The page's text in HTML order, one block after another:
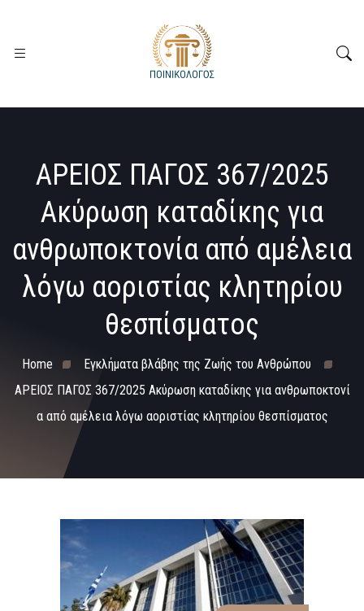
ΑΡΕΙΟΣ ΠΑΓΟΣ 367/2025
Ακύρωση καταδίκης για
ανθρωποκτονία από αμέλεια
λόγω αοριστίας κλητηρίου
θεσπίσματος
Home
Εγκλήματα βλάβης της Ζωής του Ανθρώπου
ΑΡΕΙΟΣ ΠΑΓΟΣ 367/2025 Ακύρωση καταδίκης για ανθρωποκτονί
α από αμέλεια λόγω αοριστίας κλητηρίου θεσπίσματος